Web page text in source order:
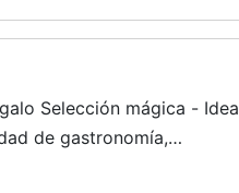
Selección mágica - Idea
de gastronomía,